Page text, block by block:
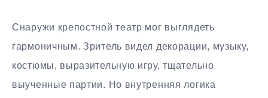
Снаружи крепостной театр мог выглядеть
гармоничным. Зритель видел декорации, музыку,
костюмы, выразительную игру, тщательно
выученные партии. Но внутренняя логика